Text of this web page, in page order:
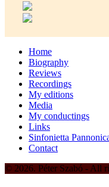
Home
Biography
Reviews
Recordings
My editions
Media
My conductings
Links
Sinfonietta
Contact
© 2026. Péter Szabó - All